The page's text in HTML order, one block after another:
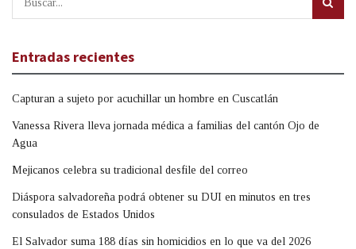
Entradas recientes
Capturan a sujeto por acuchillar un hombre en Cuscatlán
Vanessa Rivera lleva jornada médica a familias del cantón Ojo de
Agua
Mejicanos celebra su tradicional desfile del correo
Diáspora salvadoreña podrá obtener su DUI en minutos en tres
consulados de Estados Unidos
El Salvador suma 188 días sin homicidios en lo que va del 2026